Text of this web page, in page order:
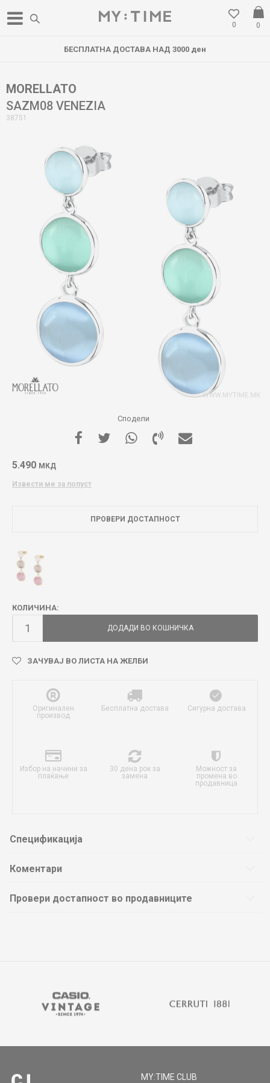
0
0
БЕСПЛАТНА ДОСТАВА НАД 3000 ден
MORELLATO
SAZM08 VENEZIA
38751
Сподели
5.490 МКД
Извести ме за попуст
ПРОВЕРИ ДОСТАПНОСТ
КОЛИЧИНА:
ДОДАДИ ВО КОШНИЧКА
ЗАЧУВАЈ ВО ЛИСТА НА ЖЕЛБИ
Оригинален
производ
Бесплатна достава Сигурна достава
Избор на начини за
плаќање
30 дена рок за
замена
Можност за
промена во
продавница
Спецификација
Коментари
Провери достапност во продавниците
MY:TIME CLUB